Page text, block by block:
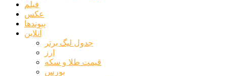
فیلم
عکس
پیوندها
آنلاین
جدول لیگ برتر
ارز
قیمت طلا و سکه
بورس